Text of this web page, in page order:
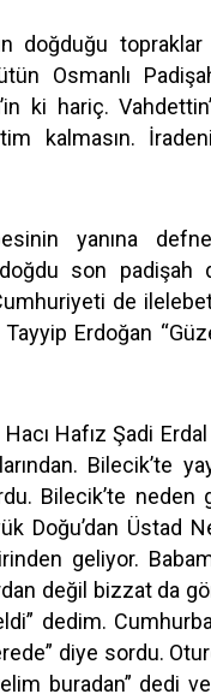
doğduğu topraklar
Osmanlı
ki hariç.
kalmasın.
yanına
son padişah
de ilelebet
Erdoğan
Hafız Şadi
Bilecik’te
Bilecik’te neden
Doğu’dan Üstad
geliyor.
değil bizzat da
dedim.
diye sordu.
buradan” dedi